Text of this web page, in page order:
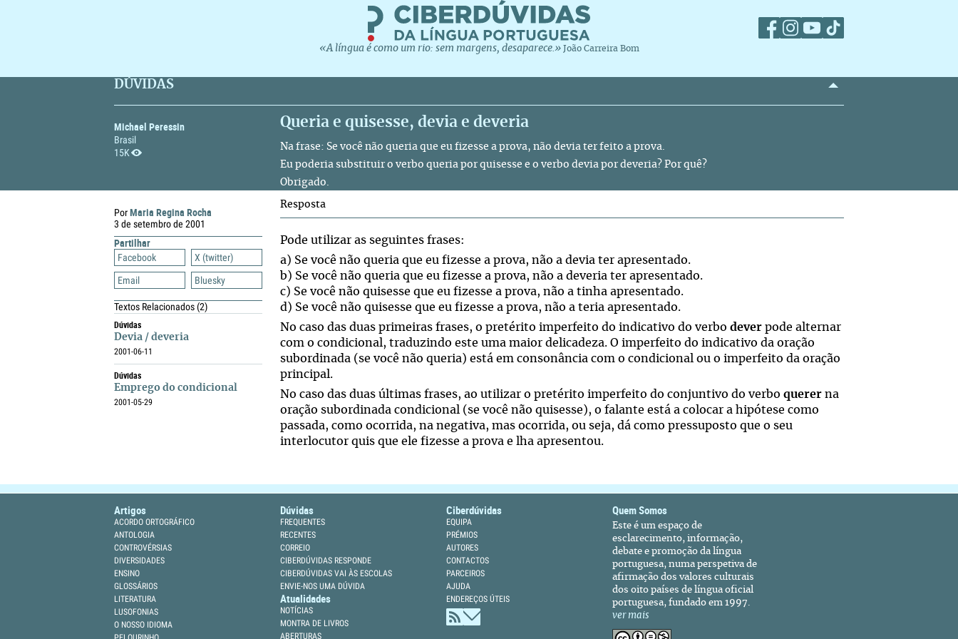
«A língua é como um rio: sem margens, desaparece.» João Carreira Bom
DÚVIDAS
Michael Peressin
Brasil
15K
Queria e quisesse, devia e deveria
Na frase: Se você não queria que eu fizesse a prova, não devia ter feito a prova.
Eu poderia substituir o verbo queria por quisesse e o verbo devia por deveria? Por quê?
Obrigado.
PorMaria Regina Rocha
3 de setembro de 2001
Partilhar
Facebook
X (twitter)
Email
Bluesky
Textos Relacionados(2)
Dúvidas
Devia / deveria
2001-06-11
Dúvidas
Emprego do condicional
2001-05-29
Resposta
Pode utilizar as seguintes frases:
a) Se você não queria que eu fizesse a prova, não a devia ter apresentado.
b) Se você não queria que eu fizesse a prova, não a deveria ter apresentado.
c) Se você não quisesse que eu fizesse a prova, não a tinha apresentado.
d) Se você não quisesse que eu fizesse a prova, não a teria apresentado.
No caso das duas primeiras frases, o pretérito imperfeito do indicativo do verbo dever pode alternar
com o condicional, traduzindo este uma maior delicadeza. O imperfeito do indicativo da oração
subordinada (se você não queria) está em consonância com o condicional ou o imperfeito da oração
principal.
No caso das duas últimas frases, ao utilizar o pretérito imperfeito do conjuntivo do verbo querer na
oração subordinada condicional (se você não quisesse), o falante está a colocar a hipótese como
passada, como ocorrida, na negativa, mas ocorrida, ou seja, dá como pressuposto que o seu
interlocutor quis que ele fizesse a prova e lha apresentou.
Artigos
ACORDO ORTOGRÁFICO
ANTOLOGIA
CONTROVÉRSIAS
DIVERSIDADES
ENSINO
GLOSSÁRIOS
LITERATURA
LUSOFONIAS
O NOSSO IDIOMA
Dúvidas
FREQUENTES
RECENTES
CORREIO
CIBERDÚVIDAS RESPONDE
CIBERDÚVIDAS VAI ÀS ESCOLAS
ENVIE-NOS UMA DÚVIDA
Atualidades
NOTÍCIAS
MONTRA DE LIVROS
ABERTURAS
Ciberdúvidas
EQUIPA
PRÉMIOS
AUTORES
CONTACTOS
PARCEIROS
AJUDA
ENDEREÇOS ÚTEIS
Quem Somos
Este é um espaço de
esclarecimento, informação,
debate e promoção da língua
portuguesa, numa perspetiva de
afirmação dos valores culturais
dos oito países de língua oficial
portuguesa, fundado em 1997.
ver mais